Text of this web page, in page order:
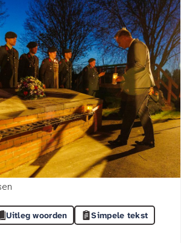
Uitleg woorden Simpele tekst